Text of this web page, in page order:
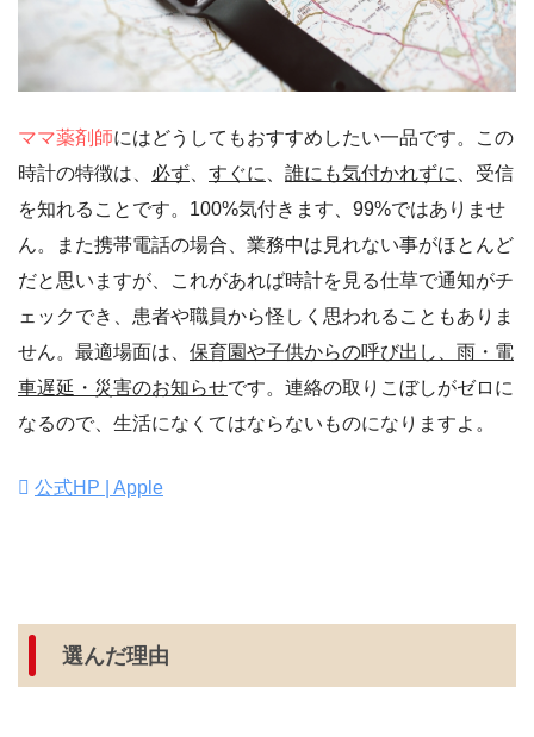
ママ薬剤師にはどうしてもおすすめしたい一品です。この
時計の特徴は、 必ず すぐに 誰にも気付かれずに
、受信
を知れることです。100%気付きます、99%ではありませ
ん。また携帯電話の場合、業務中は見れない事がほとんど
だと思いますが、これがあれば時計を見る仕草で通知がチ
ェックでき、患者や職員から怪しく思われることもありま
せん。最適場面は、 保育園や子供からの呼び出し、雨・電
車遅延・災害のお知らせです。連絡の取りこぼしがゼロに
なるので、生活になくてはならないものになりますよ。
公式HP | Apple
選んだ理由